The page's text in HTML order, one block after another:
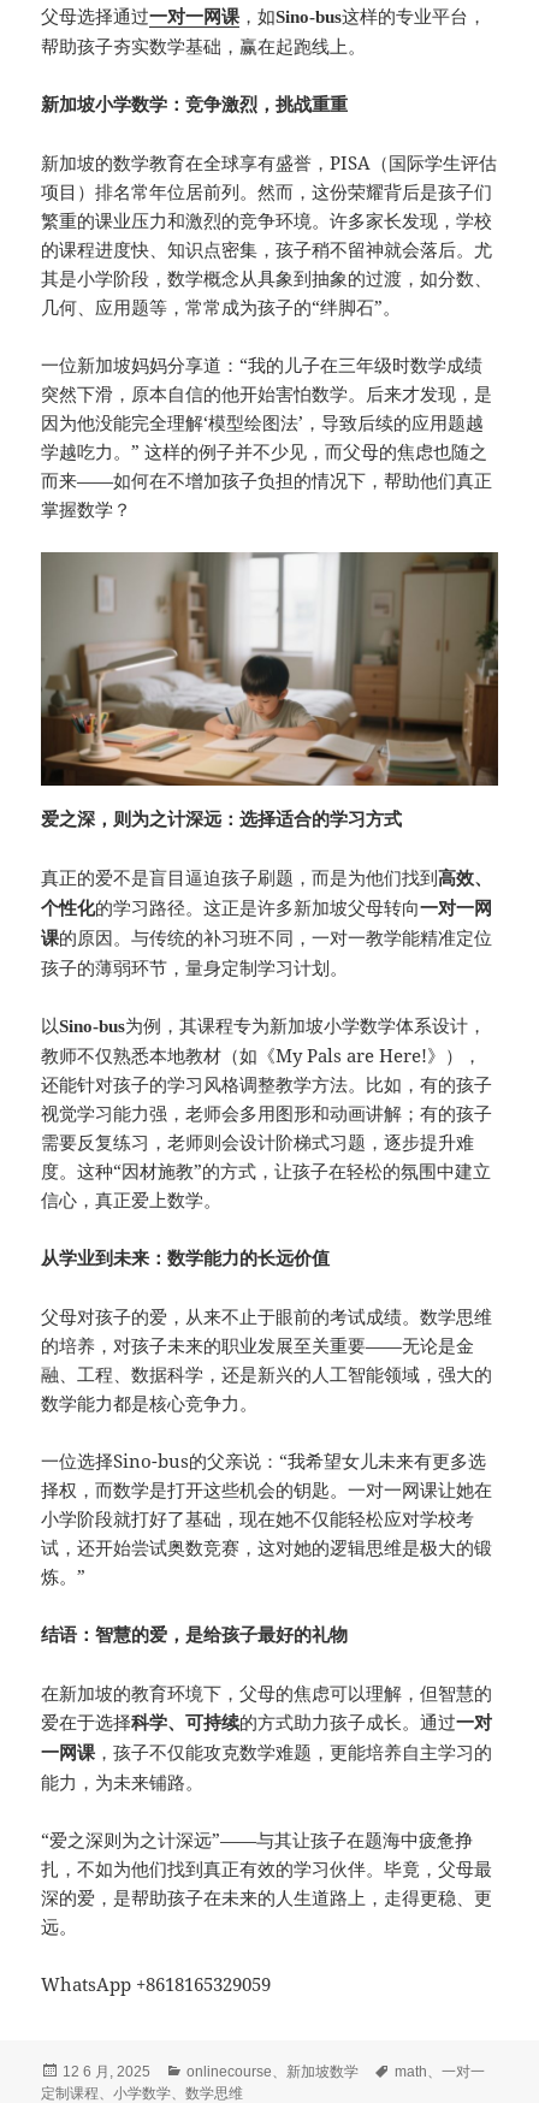
父母选择通过一对一网课 ，如Sino-bus这样的专业平台，
帮助孩子夯实数学基础，赢在起跑线上。
新加坡小学数学：竞争激烈，挑战重重
新加坡的数学教育在全球享有盛誉，PISA（国际学生评估
项目）排名常年位居前列。然而，这份荣耀背后是孩子们
繁重的课业压力和激烈的竞争环境。许多家长发现，学校
的课程进度快、知识点密集，孩子稍不留神就会落后。尤
其是小学阶段，数学概念从具象到抽象的过渡，如分数、
几何、应用题等，常常成为孩子的“绊脚石”。
一位新加坡妈妈分享道：“我的儿子在三年级时数学成绩
突然下滑，原本自信的他开始害怕数学。后来才发现，是
因为他没能完全理解‘模型绘图法’，导致后续的应用题越
学越吃力。” 这样的例子并不少见，而父母的焦虑也随之
而来——如何在不增加孩子负担的情况下，帮助他们真正
掌握数学？
爱之深，则为之计深远：选择适合的学习方式
真正的爱不是盲目逼迫孩子刷题，而是为他们找到高效、
个性化的学习路径。这正是许多新加坡父母转向一对一网
课的原因。与传统的补习班不同，一对一教学能精准定位
孩子的薄弱环节，量身定制学习计划。
以Sino-bus为例，其课程专为新加坡小学数学体系设计，
教师不仅熟悉本地教材（如《My Pals are Here!》），
还能针对孩子的学习风格调整教学方法。比如，有的孩子
视觉学习能力强，老师会多用图形和动画讲解；有的孩子
需要反复练习，老师则会设计阶梯式习题，逐步提升难
度。这种“因材施教”的方式，让孩子在轻松的氛围中建立
信心，真正爱上数学。
从学业到未来：数学能力的长远价值
父母对孩子的爱，从来不止于眼前的考试成绩。数学思维
的培养，对孩子未来的职业发展至关重要——无论是金
融、工程、数据科学，还是新兴的人工智能领域，强大的
数学能力都是核心竞争力。
一位选择Sino-bus的父亲说：“我希望女儿未来有更多选
择权，而数学是打开这些机会的钥匙。一对一网课让她在
小学阶段就打好了基础，现在她不仅能轻松应对学校考
试，还开始尝试奥数竞赛，这对她的逻辑思维是极大的锻
炼。”
结语：智慧的爱，是给孩子最好的礼物
在新加坡的教育环境下，父母的焦虑可以理解，但智慧的
爱在于选择科学、可持续的方式助力孩子成长。通过一对
一网课 ，孩子不仅能攻克数学难题，更能培养自主学习的
能力，为未来铺路。
“爱之深则为之计深远”——与其让孩子在题海中疲惫挣
扎，不如为他们找到真正有效的学习伙伴。毕竟，父母最
深的爱，是帮助孩子在未来的人生道路上，走得更稳、更
远。
WhatsApp +8618165329059
发
布
12 6 月, 2025
分
类
onlinecourse、 新加坡数学
标
math、一对一
定制课程、小学数学、数学思维